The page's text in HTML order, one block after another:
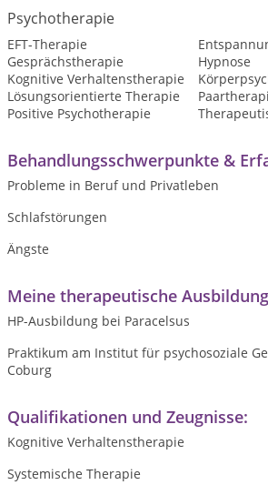
Psychotherapie
EFT-Therapie
Gesprächstherapie
Hypnose
Kognitive Verhaltenstherapie
Lösungsorientierte Therapie
Positive Psychotherapie
Behandlungsschwerpunkte &
Probleme in Beruf und Privatleben
Schlafstörungen
Ängste
Meine therapeutische
HP-Ausbildung bei Paracelsus
Praktikum am Institut für psychosoziale
Coburg
Qualifikationen und Zeugnisse:
Kognitive Verhaltenstherapie
Systemische Therapie